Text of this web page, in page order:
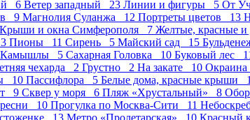
6 Ветер западный 23 Линии и фигуры 5 От
9 Магнолия Суланжа 12 Портреты цветов 13
Крыши и окна Симферополя 7 Желтые, красные
Пионы 11 Сирень 5 Майский сад 15
Камышлы 5 Сахарная Головка 10 Буковый лес
чехарда 2 Грустно 2 На закате 10
10 Пасcифлора 5 Белые дома, красные крыши
9 Сквер у моря 6 Пляж «Хрустальный» 8
10 Прогулка по Москва-Сити 11
13 Метро «Пролетарская» 10 Красный